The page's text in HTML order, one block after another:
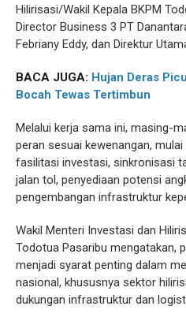
Hilirisasi/Wakil Kepala BKPM
Director Business 3 PT
Febriany Eddy, dan Direktur
BACA JUGA: Hujan Deras
Bocah Tewas Tertimbun
Melalui kerja sama ini, masing-
peran sesuai kewenangan,
fasilitasi investasi, sinkronisasi
jalan tol, penyediaan potensi
pengembangan infrastruktur
Wakil Menteri Investasi dan
Todotua Pasaribu mengatakan,
menjadi syarat penting dalam
nasional, khususnya sektor
dukungan infrastruktur dan